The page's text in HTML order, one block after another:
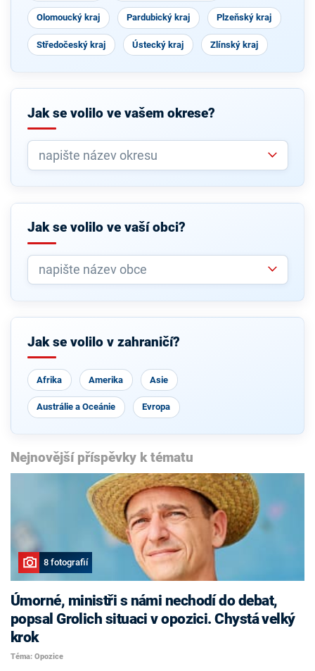
Olomoucký kraj Pardubický kraj Plzeňský kraj
Středočeský kraj Ústecký kraj Zlínský kraj
Jak se volilo ve vašem okrese?
Jak se volilo ve vaší obci?
Jak se volilo v zahraničí?
Afrika Amerika Asie
Austrálie a Oceánie Evropa
Nejnovější příspěvky k tématu
8 fotografií
Úmorné, ministři s námi nechodí do debat,
popsal Grolich situaci v opozici. Chystá velký
krok
Téma: Opozice